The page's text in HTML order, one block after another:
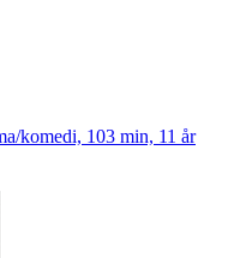
komedi, 103 min, 11 år